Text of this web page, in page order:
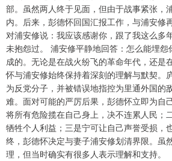
部。虽然两人终于见面，但由于战事紧张，
内。后来，彭德怀回国汇报工作，与浦安修
对浦安修说：我应该感谢你，跟了我这么多
未抱怨过。 浦安修平静地回答：怎么能埋
成的。无论是在战火纷飞的革命年代，还是
怀与浦安修始终保持着深刻的理解与默契。
为反党分子，并被错误地指控为里通外国的
难。面对可能的严厉后果，彭德怀立即为自
将所有危险揽在自己身上，决不连累人民；
牺牲个人利益；三是宁可让自己声誉受损，
终，彭德怀决定与妻子浦安修划清界限。虽
理，但当时确实有很多人表示理解和支持。